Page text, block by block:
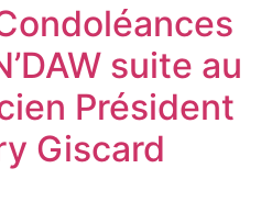
suite au
Président
Giscard